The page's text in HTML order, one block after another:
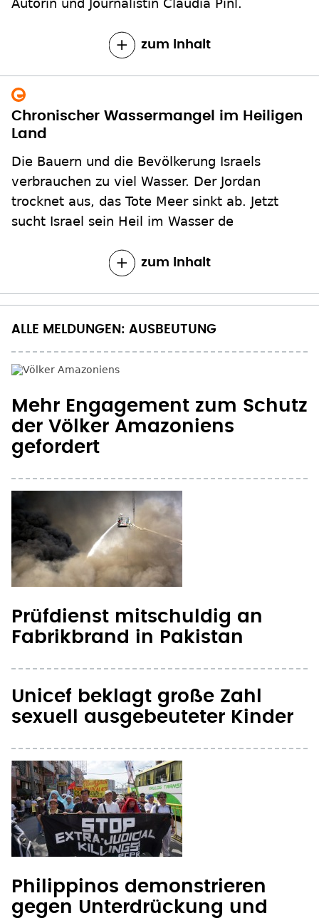
Autorin und Journalistin Claudia Pinl.
zum Inhalt
Chronischer Wassermangel im Heiligen
Land
Die Bauern und die Bevölkerung Israels
verbrauchen zu viel Wasser. Der Jordan
trocknet aus, das Tote Meer sinkt ab. Jetzt
sucht Israel sein Heil im Wasser de
zum Inhalt
ALLE MELDUNGEN: AUSBEUTUNG
Mehr Engagement zum Schutz
der Völker Amazoniens
gefordert
Prüfdienst mitschuldig an
Fabrikbrand in Pakistan
Unicef beklagt große Zahl
sexuell ausgebeuteter Kinder
Philippinos demonstrieren
gegen Unterdrückung und